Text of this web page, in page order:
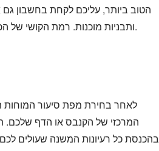
הטוב ביותר, עליכם לקחת בחשבון גם
ותבניות מוכנות. רמת הקושי של הכלי חייבת להיות תואמת גם ליכולות שלכם. אם אתם משתמשים לא מקצועיים, כלי עם פריסה פשוטה הוא מושלם.
לאחר בחירת מפת סיעור המוחות
המרכזי של הקנבס או הדף שלכם.
בהכנסת כל רעיונות המשנה שעולים